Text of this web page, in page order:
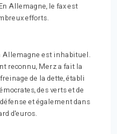
Allemagne, le fax est
efforts.
Allemagne est inhabituel.
reconnu, Merz a fait la
de la dette, établi
des verts et de
et également dans
d'euros.